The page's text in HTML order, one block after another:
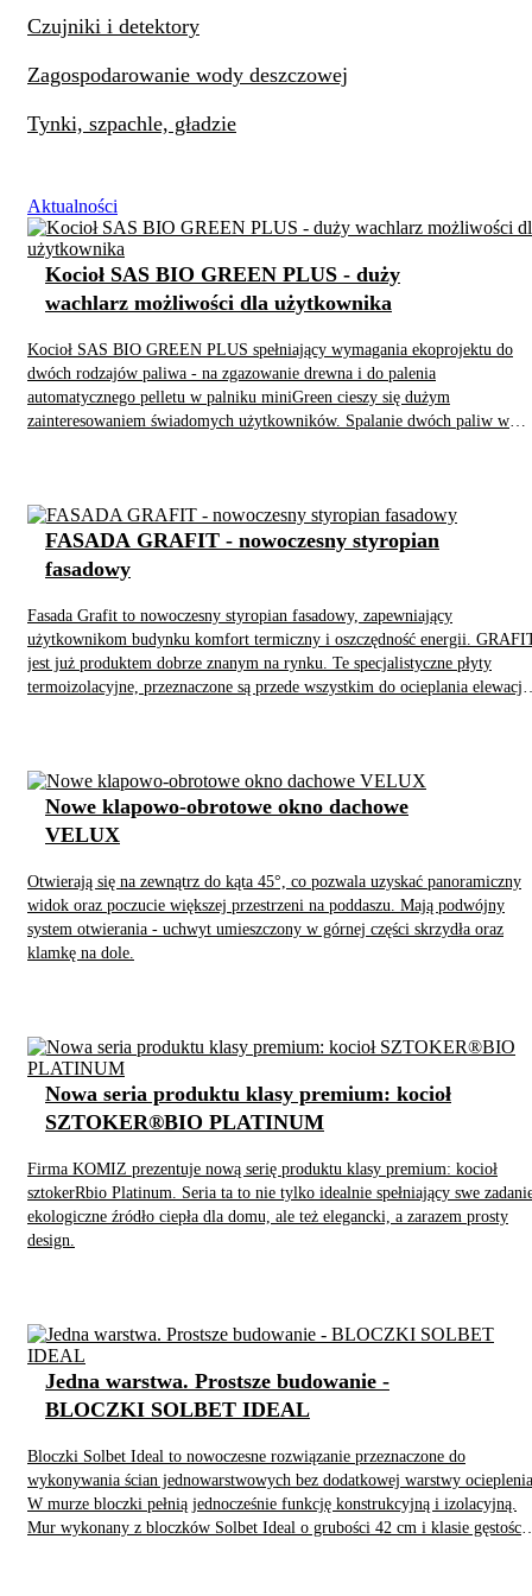
Czujniki i detektory
Zagospodarowanie wody deszczowej
Tynki, szpachle, gładzie
Aktualności
Kocioł SAS BIO GREEN PLUS spełniający wymagania ekoprojektu do
dwóch rodzajów paliwa - na zgazowanie drewna i do palenia
automatycznego pelletu w palniku miniGreen cieszy się dużym
zainteresowaniem świadomych użytkowników. Spalanie dwóch paliw w
ręcznego palenia drewna - SAS GREEN PLUS, a później dokupując
pelletowy z koszem i sterownikiem. Ustawienie w kotłowni bywa
wyzwaniem. Tu dla większego komfortu obsługi mamy możliwość zmiany
większej pojemności. „Przełączenie się” na tryb automatycznego palenia
pelletu jest łatwe. Po wyczyszczeniu wymiennika wystarczy podłączenie
zestawu pelletowego w otworze drzwiowym, uzupełnienie opału w koszu
zasypowym i wybór odpowiednich nastaw w sterowniku. Powrót do
Kocioł SAS BIO GREEN PLUS - duży
wachlarz możliwości dla użytkownika
Fasada Grafit to nowoczesny styropian fasadowy, zapewniający
użytkownikom budynku komfort termiczny i oszczędność energii.
jest już produktem dobrze znanym na rynku. Te specjalistyczne płyty
termoizolacyjne, przeznaczone są przede wszystkim do ocieplania elewacji
tradycyjnych, białych styropianach. Mówiąc inaczej: w porównaniu z
płytami białymi GRAFIT izoluje po prostu lepiej, pozwalając na
zastosowanie nawet do 30% cieńszej izolacji. Dlatego też doskonale
FASADA GRAFIT - nowoczesny styropian
fasadowy
Otwierają się na zewnątrz do kąta 45°, co pozwala uzyskać panoramiczny
widok oraz poczucie większej przestrzeni na poddaszu. Mają podwójny
system otwierania - uchwyt umieszczony w górnej części skrzydła oraz
klamkę na dole.
Nowe klapowo-obrotowe okno dachowe
VELUX
Firma KOMIZ prezentuje nową serię produktu klasy premium: kocioł
sztokerRbio Platinum. Seria ta to nie tylko idealnie spełniający swe
ekologiczne źródło ciepła dla domu, ale też elegancki, a zarazem prosty
design.
Nowa seria produktu klasy premium: kocioł
SZTOKER®BIO PLATINUM
Bloczki Solbet Ideal to nowoczesne rozwiązanie przeznaczone do
wykonywania ścian jednowarstwowych bez dodatkowej warstwy
W murze bloczki pełnią jednocześnie funkcję konstrukcyjną i izolacyjną.
Mur wykonany z bloczków Solbet Ideal o grubości 42 cm i klasie gęstości
Jedna warstwa. Prostsze budowanie -
BLOCZKI SOLBET IDEAL